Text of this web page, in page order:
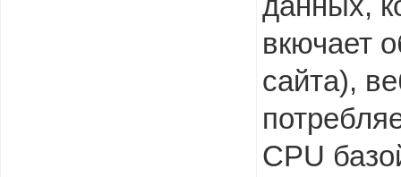
вкючает
сайта),
CPU